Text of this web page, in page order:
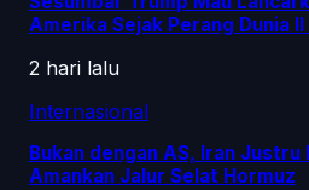
Amerika Sejak Perang Dunia
2 hari lalu
Internasional
Bukan dengan AS, Iran
Amankan Jalur Selat Hormuz